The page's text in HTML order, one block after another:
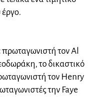
πρωταγωνιστή τον Al
το δικαστικό
τον Henry
την Faye